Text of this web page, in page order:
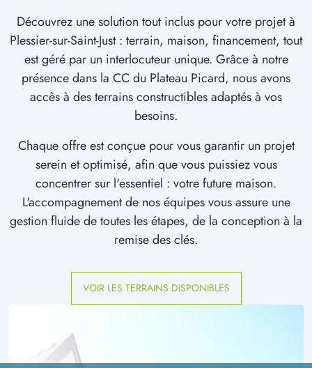
Découvrez une solution tout inclus pour votre projet à
Plessier-sur-Saint-Just : terrain, maison, financement, tout
est géré par un interlocuteur unique. Grâce à notre
présence dans la CC du Plateau Picard, nous avons
accès à des terrains constructibles adaptés à vos
besoins.
Chaque offre est conçue pour vous garantir un projet
serein et optimisé, afin que vous puissiez vous
concentrer sur l'essentiel : votre future maison.
L'accompagnement de nos équipes vous assure une
gestion fluide de toutes les étapes, de la conception à la
remise des clés.
VOIR LES TERRAINS DISPONIBLES